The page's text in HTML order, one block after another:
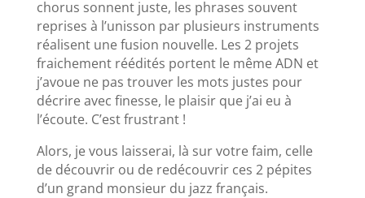
chorus sonnent juste, les phrases souvent
reprises à l’unisson par plusieurs instruments
réalisent une fusion nouvelle. Les 2 projets
fraichement réédités portent le même ADN et
j’avoue ne pas trouver les mots justes pour
décrire avec finesse, le plaisir que j’ai eu à
l’écoute. C’est frustrant !
Alors, je vous laisserai, là sur votre faim, celle
de découvrir ou de redécouvrir ces 2 pépites
d’un grand monsieur du jazz français.